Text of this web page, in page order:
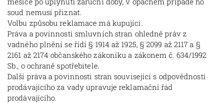
soud nemusí přiznat.
Volbu způsobu reklamace má kupující.
Práva a povinnosti smluvních stran ohledně práv z
vadného plnění se řídí § 1914 až 1925, § 2099 až 2117 a §
2161 až 2174 občanského zákoníku a zákonem č. 634/1992
Sb., o ochraně spotřebitele.
Další práva a povinnosti stran související s odpovědností
prodávajícího za vady upravuje reklamační řád
prodávajícího.